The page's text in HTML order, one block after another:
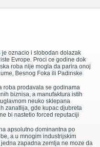
je oznacio i slobodan dolazak
Evrope. Proci ce godine dok
roba nije mogla da parira onoj
Besnog Foka ili Padinske
roba prodavala se godinama
biznisa, a manufaktura istih
neuko sklepana
zanatlija, gde kupac djubreta
bi nastetio forced reputaciji
apsolutno dominantna po
a u mnogim industrijskim
zapadna zemlja ne moze da